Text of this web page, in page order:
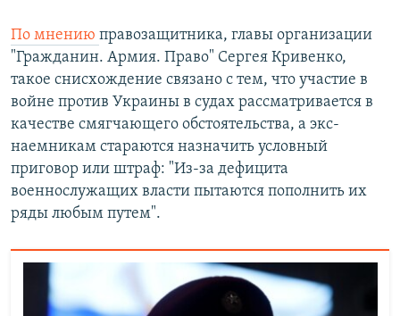
По мнению правозащитника, главы организации
"Гражданин. Армия. Право" Сергея Кривенко,
такое снисхождение связано с тем, что участие в
войне против Украины в судах рассматривается в
качестве смягчающего обстоятельства, а экс-
наемникам стараются назначить условный
приговор или штраф: "Из-за дефицита
военнослужащих власти пытаются пополнить их
ряды любым путем".